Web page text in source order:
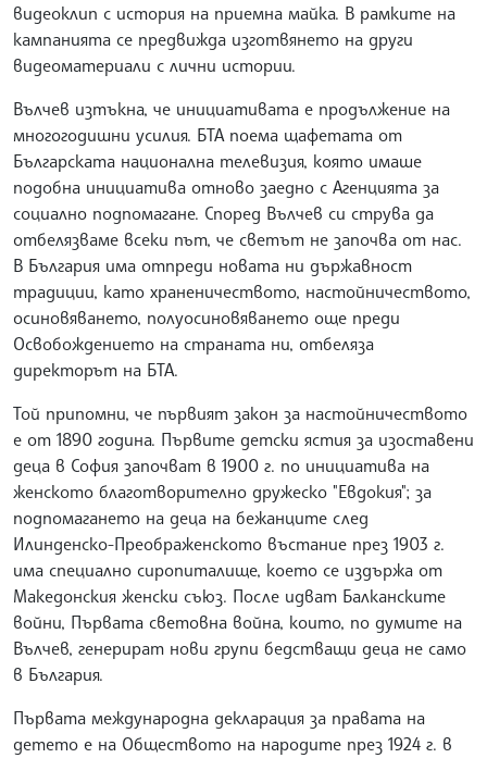
видеоклип с история на приемна майка. В рамките на
кампанията се предвижда изготвянето на други
видеоматериали с лични истории.
Вълчев изтъкна, че инициативата е продължение на
многогодишни усилия. БТА поема щафетата от
Българската национална телевизия, която имаше
подобна инициатива отново заедно с Агенцията за
социално подпомагане. Според Вълчев си струва да
отбелязваме всеки път, че светът не започва от нас.
В България има отпреди новата ни държавност
традиции, като храненичеството, настойничеството,
осиновяването, полуосиновяването още преди
Освобождението на страната ни, отбеляза
директорът на БТА.
Той припомни, че първият закон за настойничеството
е от 1890 година. Първите детски ястия за изоставени
деца в София започват в 1900 г. по инициатива на
женското благотворително дружеско "Евдокия"; за
подпомагането на деца на бежанците след
Илинденско-Преображенското въстание през 1903 г.
има специално сиропиталище, което се издържа от
Македонския женски съюз. После идват Балканските
войни, Първата световна война, които, по думите на
Вълчев, генерират нови групи бедстващи деца не само
в България.
Първата международна декларация за правата на
детето е на Обществото на народите през 1924 г. в